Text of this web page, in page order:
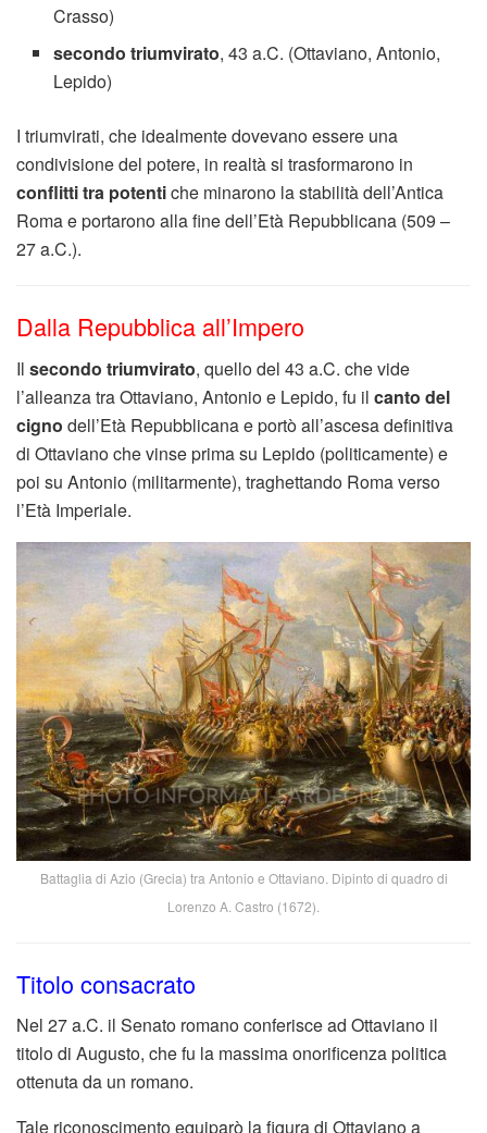
Crasso)
secondo triumvirato, 43 a.C. (Ottaviano, Antonio,
Lepido)
I triumvirati, che idealmente dovevano essere una
condivisione del potere, in realtà si trasformarono in
conflitti tra potentiche minarono la stabilità dell’Antica
Roma e portarono alla fine dell’Età Repubblicana (509 –
27 a.C.).
Dalla Repubblica all’Impero
Il secondo triumvirato, quello del 43 a.C. che vide
l’alleanza tra Ottaviano, Antonio e Lepido, fu il canto del
cigno dell’Età Repubblicana e portò all’ascesa definitiva
di Ottaviano che vinse prima su Lepido (politicamente) e
poi su Antonio (militarmente), traghettando Roma verso
l’Età Imperiale.
Battaglia di Azio (Grecia) tra Antonio e Ottaviano. Dipinto di quadro di
Lorenzo A. Castro (1672).
Titolo consacrato
Nel 27 a.C. il Senato romano conferisce ad Ottaviano il
titolo di Augusto, che fu la massima onorificenza politica
ottenuta da un romano.
Tale riconoscimento equiparò la figura di Ottaviano a